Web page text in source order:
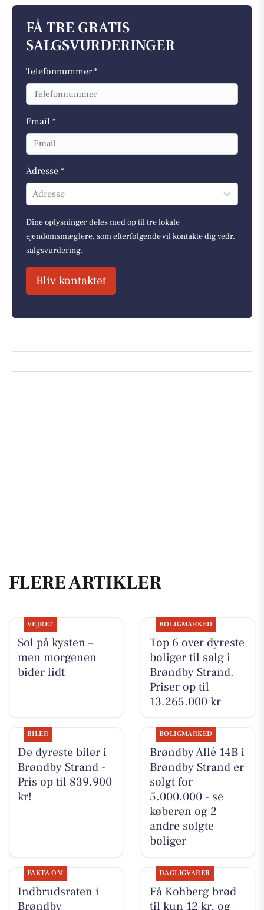
FÅ TRE GRATIS
SALGSVURDERINGER
Telefonnummer *
Email *
Adresse *
Adresse
Dine oplysninger deles med op til tre lokale
ejendomsmæglere, som efterfølgende vil kontakte dig vedr.
salgsvurdering.
Bliv kontaktet
FLERE ARTIKLER
VEJRET
Sol på kysten –
men morgenen
bider lidt
BOLIGMARKED
Top 6 over dyreste
boliger til salg i
Brøndby Strand.
Priser op til
13.265.000 kr
BILER
De dyreste biler i
Brøndby Strand -
Pris op til 839.900
kr!
BOLIGMARKED
Brøndby Allé 14B i
Brøndby Strand er
solgt for
5.000.000 - se
køberen og 2
andre solgte
boliger
FAKTA OM
Indbrudsraten i
Brøndby
DAGLIGVARER
Få Kohberg brød
til kun 12 kr. og